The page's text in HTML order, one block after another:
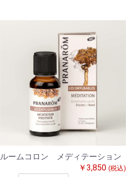
ルームコロン メディテーション
￥3,850 (税込)